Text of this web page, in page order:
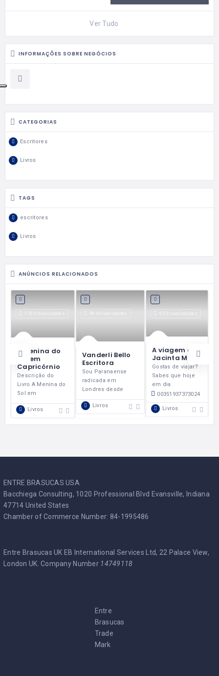
Ver Tudo
INFORMAÇÕES SOBRE NEGÓCIOS
CATEGORIAS
Escritores
Livros
TAGS
escritores
Livros
ANÚNCIOS RELACIONADOS
170 Visualizações
A Menina do
Sol em
Capricórnio
Descrição do
Livro A Menina do
Sol em
Livros
90 Visualizações
Vanderli Bello
Escritora
Sou Paranaense
radicada em
Londres desde
Livros
65 Visualizações
A viagem de
Jacinta Mato
Gostas de viajar?
Sabes que hoje
em dia
00351937373024
Livros
ENTRE BRASUCAS USA
Bacchiega Consulting, 1020 Professional Blvd Evansville, Indiana
47714 United States
Chamber of Commerce Number: 84-1995486
Entre Brasucas UK EB International Services Ltd, 22 Palace View,
London UK. Company Number 14749118
Entre
Brasucas
Trade
Mark